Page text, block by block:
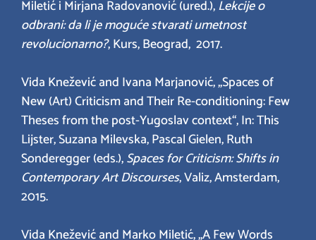
Miletić i Mirjana Radovanović (ured.),Lekcije o
odbrani: da li je moguće stvarati umetnost
revolucionarno?, Kurs, Beograd, 2017.
Vida Knežević and Ivana Marjanović, „Spaces of
New (Art) Criticism and Their Re-conditioning: Few
Theses from the post-Yugoslav context“, In: This
Lijster, Suzana Milevska, Pascal Gielen, Ruth
Sonderegger (eds.),Spaces for Criticism: Shifts in
Contemporary Art Discourses, Valiz, Amsterdam,
2015.
Vida Knežević and Marko Miletić, „A Few Words